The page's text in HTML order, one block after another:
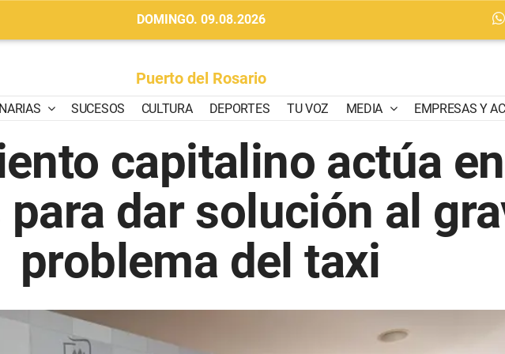
DOMINGO. 09.08.2026
Puerto del Rosario
SUCESOS CULTURA DEPORTES TU VOZ MEDIA EMPRESAS Y
capitalino actúa
dar solución al
problema del taxi